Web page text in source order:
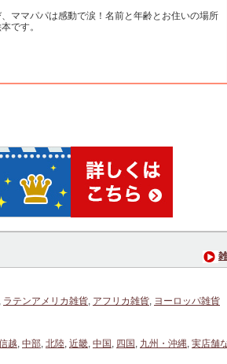
ママパパは感動で涙！名前と年齢とお住いの場所
です。
, ラテンアメリカ雑貨, アフリカ雑貨, ヨーロッパ雑貨
越, 中部, 北陸, 近畿, 中国 , 四国 , 九州・沖縄, 実店舗